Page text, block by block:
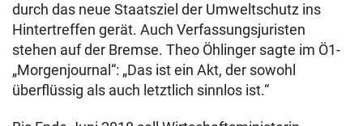
durch das neue Staatsziel der Umweltschutz ins
Hintertreffen gerät. Auch Verfassungsjuristen
stehen auf der Bremse. Theo Öhlinger sagte im Ö1-
„Morgenjournal“: „Das ist ein Akt, der sowohl
überflüssig als auch letztlich sinnlos ist.“